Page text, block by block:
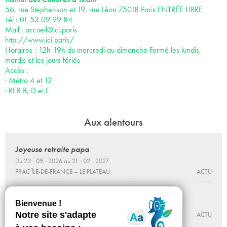
56, rue Stephenson et 19, rue Léon 75018 Paris ENTRÉE LIBRE
Tél : 01 53 09 99 84
Mail : accueil@ici.paris
http://www.ici.paris/
Horaires : 12h-19h du mercredi au dimanche Fermé les lundis,
mardis et les jours fériés
Accès :
· Métro 4 et 12
· RER B, D et E
Aux alentours
Joyeuse retraite papa
Du 23 - 09 - 2026 au 21 - 02 - 2027
FRAC ÎLE-DE-FRANCE – LE PLATEAU
ACTU
Du 19 - 06 - 2026 au 03 - 01 - 2027
LE BAL
ACTU